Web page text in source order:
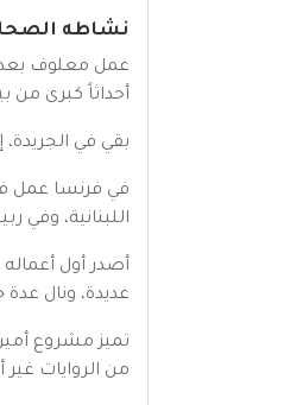
نشاطه
عمل معلوف بعد
أحداثاً كبرى من
بقي في الجريدة، إلى حين اندلاع
في فرنسا عمل
اللبنانية، وفي
عديدة، ونال
تميز مشروع
من الروايات